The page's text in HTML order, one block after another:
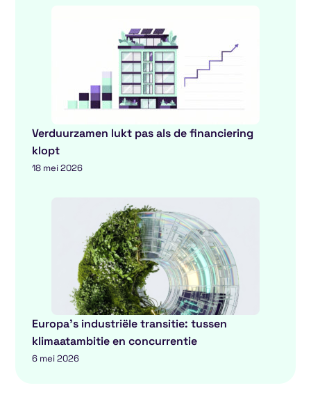
Verduurzamen lukt pas als de financiering
klopt
18 mei 2026
Europa’s industriële transitie: tussen
klimaatambitie en concurrentie
6 mei 2026